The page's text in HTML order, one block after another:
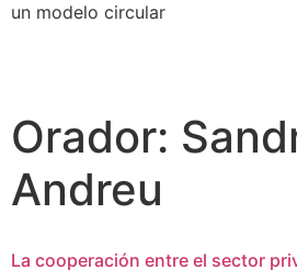
un modelo circular
Orador:
Andreu
La cooperación entre el sector